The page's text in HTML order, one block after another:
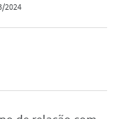
2024